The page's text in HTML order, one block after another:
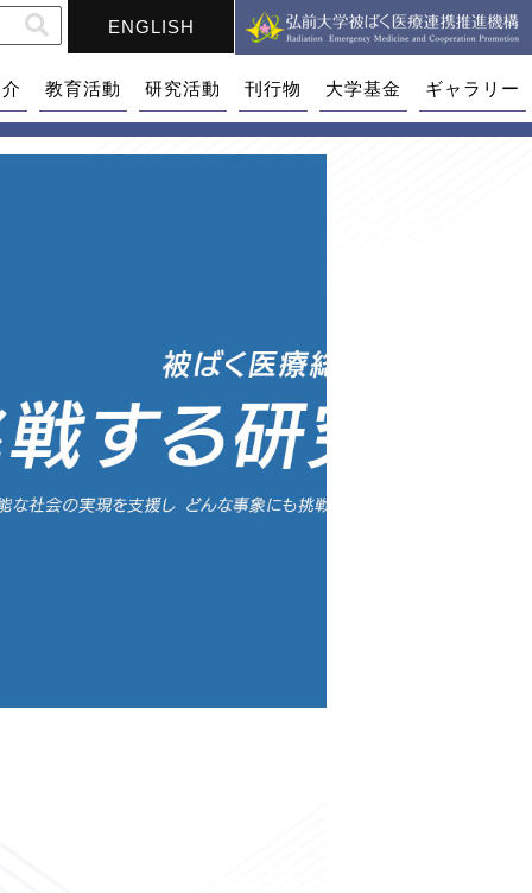
ENGLISH
教育活動 研究活動 刊行物 大学基金 ギャラリー